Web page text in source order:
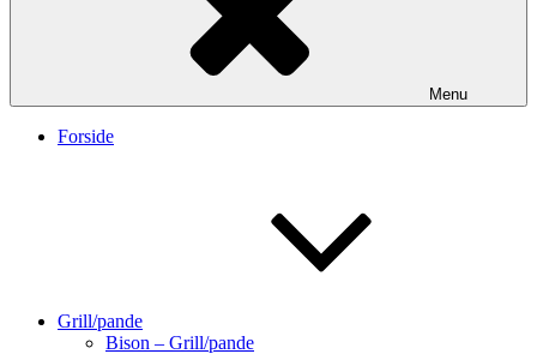
Menu
Forside
Grill/pande
Bison – Grill/pande